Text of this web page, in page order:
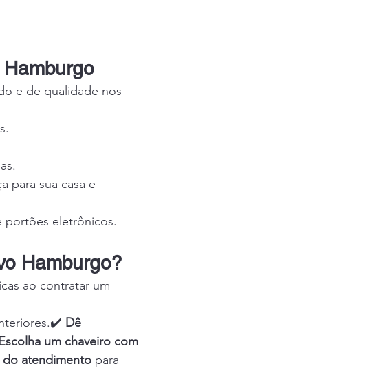
e de qualidade nos
para sua casa e
portões eletrônicos.
Hamburgo?
ao contratar um
Dê
Escolha um chaveiro com
do atendimento para